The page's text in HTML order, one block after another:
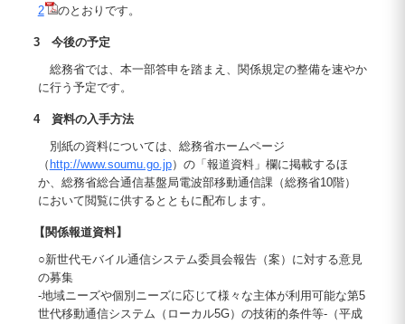
2
のとおりです。
3 今後の予定
総務省では、本一部答申を踏まえ、関係規定の整備を速やか
に行う予定です。
4 資料の入手方法
別紙の資料については、総務省ホームページ
（ http://www.soumu.go.jp）の「報道資料」欄に掲載するほ
か、総務省総合通信基盤局電波部移動通信課（総務省10階）
において閲覧に供するとともに配布します。
【関係報道資料】
○新世代モバイル通信システム委員会報告（案）に対する意見
の募集
-地域ニーズや個別ニーズに応じて様々な主体が利用可能な第5
世代移動通信システム（ローカル5G）の技術的条件等-（平成